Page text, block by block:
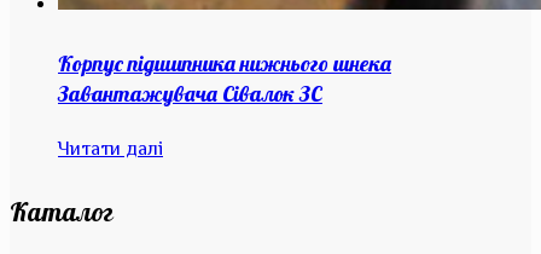
Корпус підшипника нижнього шнека
Завантажувача Сівалок ЗС
Читати далі
Каталог